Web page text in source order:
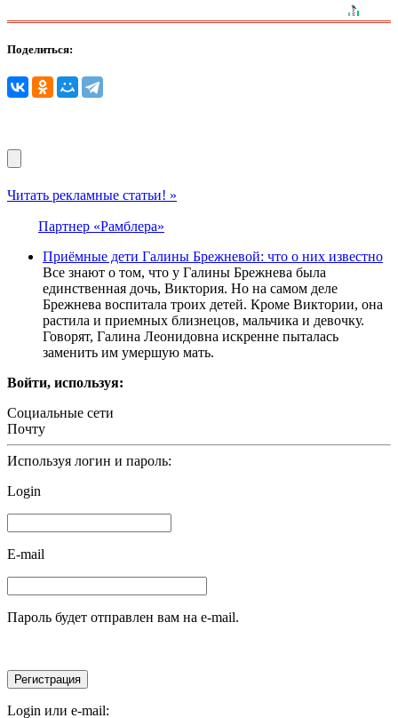
Поделиться:
Читать рекламные статьи! »
Партнер «Рамблера»
Приёмные дети Галины Брежневой: что о них известно
Все знают о том, что у Галины Брежнева была
единственная дочь, Виктория. Но на самом деле
Брежнева воспитала троих детей. Кроме Виктории, она
растила и приемных близнецов, мальчика и девочку.
Говорят, Галина Леонидовна искренне пыталась
заменить им умершую мать.
Войти, используя:
Социальные сети
Почту
Используя логин и пароль:
Login
E-mail
Пароль будет отправлен вам на e-mail.
Login или e-mail: